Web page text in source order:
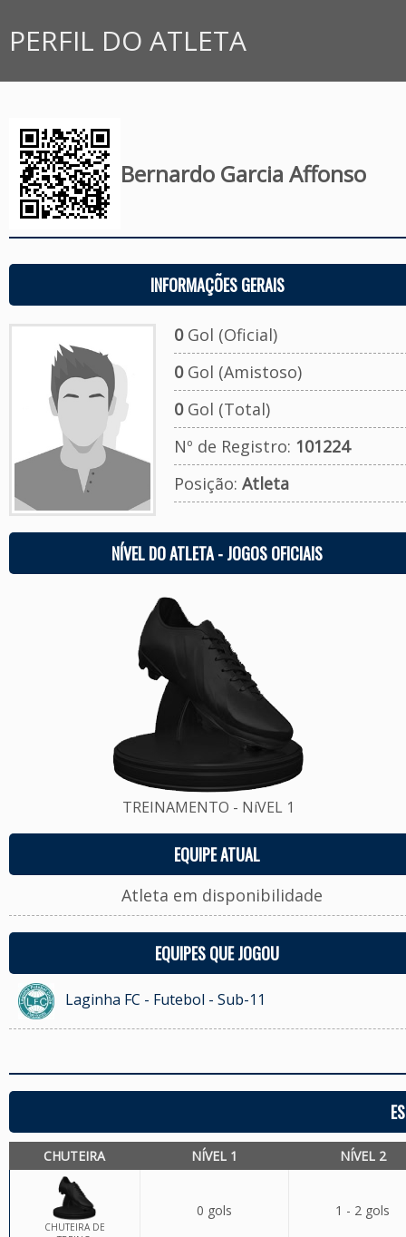
PERFIL DO ATLETA
Bernardo Garcia Affonso
INFORMAÇÕES GERAIS
0Gol (Oficial)
0Gol (Amistoso)
0Gol (Total)
Nº de Registro: 101224
Posição: Atleta
NÍVEL DO ATLETA - JOGOS OFICIAIS
TREINAMENTO - NíVEL 1
EQUIPE ATUAL
Atleta em disponibilidade
EQUIPES QUE JOGOU
Laginha FC - Futebol - Sub-11
CHUTEIRA NÍVEL 1 NÍVEL 2
CHUTEIRA DE
0 gols 1 - 2 gols